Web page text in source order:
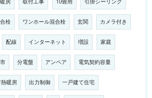
栓 ワンホール混合栓 玄関 カメラ付き
配線 インターネット 増設 家庭
分電盤 アンペア 電気契約容量
暖房 出力制御 一戸建て住宅